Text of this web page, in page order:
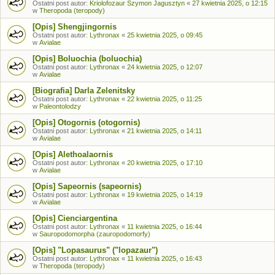
Ostatni post autor: Kriolofozaur Szymon Jagusztyn « 27 kwietnia 2025, o 12:15
w Theropoda (teropody)
[Opis] Shengjingornis
Ostatni post autor: Lythronax « 25 kwietnia 2025, o 09:45
w Avialae
[Opis] Boluochia (boluochia)
Ostatni post autor: Lythronax « 24 kwietnia 2025, o 12:07
w Avialae
[Biografia] Darla Zelenitsky
Ostatni post autor: Lythronax « 22 kwietnia 2025, o 11:25
w Paleontolodzy
[Opis] Otogornis (otogornis)
Ostatni post autor: Lythronax « 21 kwietnia 2025, o 14:11
w Avialae
[Opis] Alethoalaornis
Ostatni post autor: Lythronax « 20 kwietnia 2025, o 17:10
w Avialae
[Opis] Sapeornis (sapeornis)
Ostatni post autor: Lythronax « 19 kwietnia 2025, o 14:19
w Avialae
[Opis] Cienciargentina
Ostatni post autor: Lythronax « 11 kwietnia 2025, o 16:44
w Sauropodomorpha (zauropodomorfy)
[Opis] "Lopasaurus" ("lopazaur")
Ostatni post autor: Lythronax « 11 kwietnia 2025, o 16:43
w Theropoda (teropody)